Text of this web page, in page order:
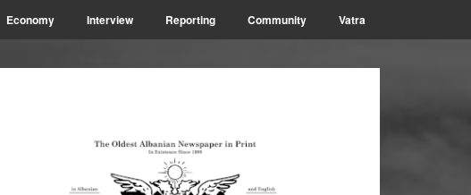
Economy Interview Reporting Community Vatra